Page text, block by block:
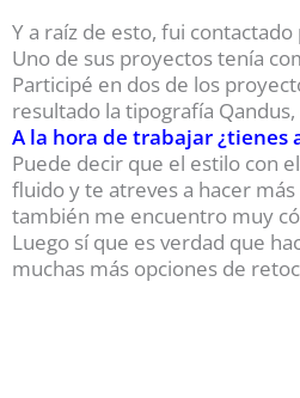
Y a raíz de esto, fui
Uno de sus proyectos tenía
Participé en dos de los
resultado la tipografía
A la hora de trabajar ¿tienes
Puede decir que el estilo con
fluido y te atreves a hacer
también me encuentro muy
Luego sí que es verdad que
muchas más opciones de